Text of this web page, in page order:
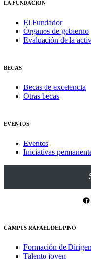
LA FUNDACIÓN
El Fundador
Órganos de gobierno
Evaluación de la
BECAS
Becas de excelencia
Otras becas
EVENTOS
Eventos
Iniciativas
Facebook
CAMPUS RAFAEL DEL PINO
Formación de
Talento joven